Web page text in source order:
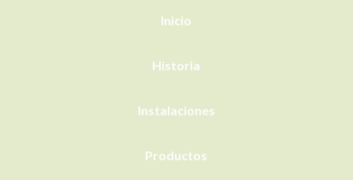
Inicio
Historia
Instalaciones
Productos